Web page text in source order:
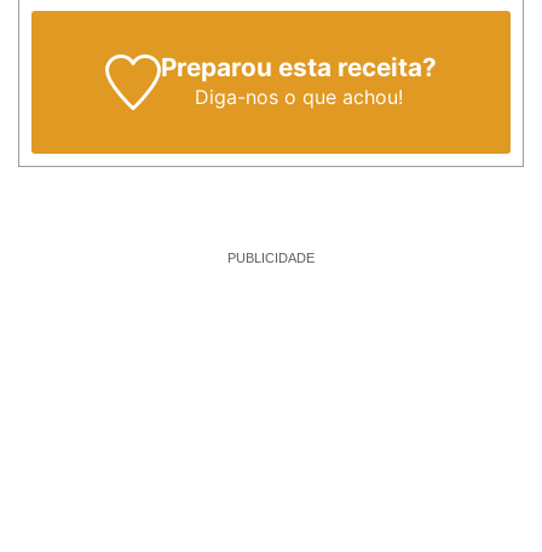
Preparou esta receita?
Diga-noso que achou!
PUBLICIDADE